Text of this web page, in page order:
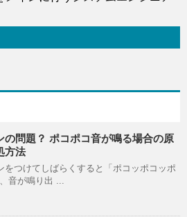
の問題？ ポコポコ音が鳴る場合の原
方法
をつけてしばらくすると「ポコッポコッポ
音が鳴り出 ...